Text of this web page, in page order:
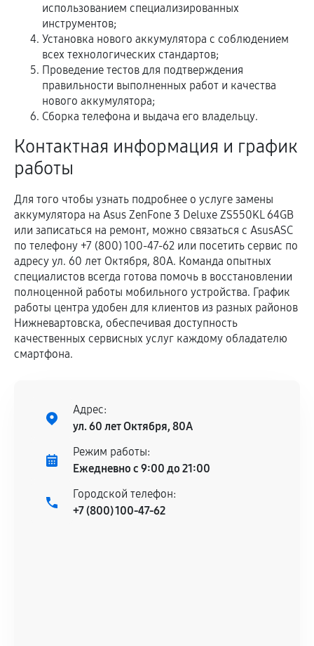
использованием специализированных
инструментов;
Установка нового аккумулятора с соблюдением
всех технологических стандартов;
Проведение тестов для подтверждения
правильности выполненных работ и качества
нового аккумулятора;
Сборка телефона и выдача его владельцу.
Контактная информация и график
работы
Для того чтобы узнать подробнее о услуге замены
аккумулятора на Asus ZenFone 3 Deluxe ZS550KL 64GB
или записаться на ремонт, можно связаться с AsusASC
по телефону +7 (800) 100-47-62 или посетить сервис по
адресу ул. 60 лет Октября, 80А. Команда опытных
специалистов всегда готова помочь в восстановлении
полноценной работы мобильного устройства. График
работы центра удобен для клиентов из разных районов
Нижневартовска, обеспечивая доступность
качественных сервисных услуг каждому обладателю
смартфона.
Адрес:
ул. 60 лет Октября, 80А
Режим работы:
Ежедневно с 9:00 до 21:00
Городской телефон:
+7 (800) 100-47-62